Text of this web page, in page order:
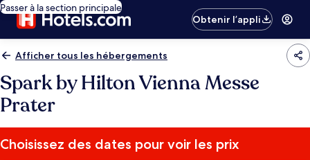
Passer à la section principale
Obtenir l’appli
Afficher tous les hébergements
Spark by Hilton Vienna Messe
Prater
Choisissez des dates pour voir les prix